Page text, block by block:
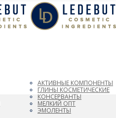
АКТИВНЫЕ КОМПОНЕНТЫ
ГЛИНЫ КОСМЕТИЧЕСКИЕ
КОНСЕРВАНТЫ
МЕЛКИЙ ОПТ
ЭМОЛЕНТЫ